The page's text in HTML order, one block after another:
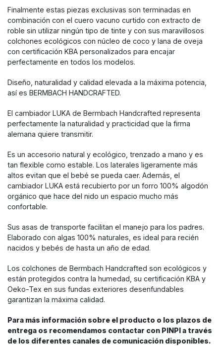
Finalmente estas piezas exclusivas son terminadas en
combinación con el cuero vacuno curtido con extracto de
roble sin utilizar ningún tipo de tinte y con sus maravillosos
colchones ecológicos con núcleo de coco y lana de oveja
con certificación KBA personalizados para encajar
perfectamente en todos los modelos.
Diseño, naturalidad y calidad elevada a la máxima potencia,
así es BERMBACH HANDCRAFTED.
El cambiador LUKA de Bermbach Handcrafted representa
perfectamente la naturalidad y practicidad que la firma
alemana quiere transmitir.
Es un accesorio natural y ecológico, trenzado a mano y es
tan flexible como estable. Los laterales ligeramente más
altos evitan que el bebé se pueda caer. Además, el
cambiador LUKA está recubierto por un forro 100% algodón
orgánico que hace del nido un espacio mucho más
confortable.
Sus asas de transporte facilitan el manejo para los padres.
Elaborado con algas 100% naturales, es ideal para recién
nacidos y bebés de hasta un año de edad.
Los colchones de Bermbach Handcrafted son ecológicos y
están protegidos contra la humedad, su certificación KBA y
Oeko-Tex en sus fundas exteriores desenfundables
garantizan la máxima calidad.
Para más información sobre el producto o los plazos de
entrega os recomendamos contactar con PINPI a través
de los diferentes canales de comunicación disponibles.